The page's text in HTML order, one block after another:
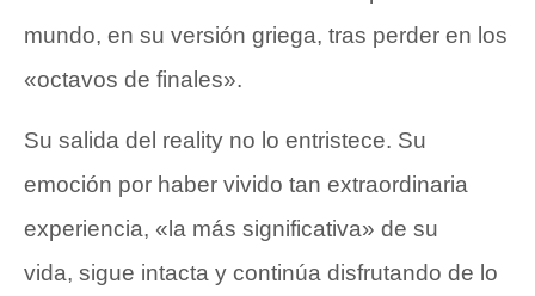
mundo, en su versión griega, tras perder en los
«octavos de finales».
Su salida del reality no lo entristece. Su
emoción por haber vivido tan extraordinaria
experiencia, «la más significativa» de su
vida, sigue intacta y continúa disfrutando de lo